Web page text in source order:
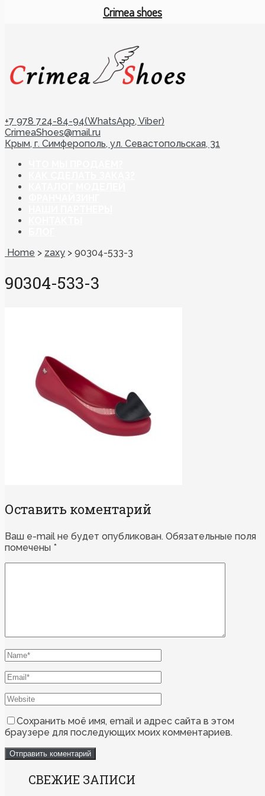
+7 978 724-84-94(WhatsApp, Viber)
CrimeaShoes@mail.ru
Крым, г. Симферополь, ул. Севастопольская, 31
Home > zaxy > 90304-533-3
90304-533-3
Оставить коментарий
Ваш e-mail не будет опубликован. Обязательные поля
помечены *
Сохранить моё имя, email и адрес сайта в этом
браузере для последующих моих комментариев.
СВЕЖИЕ ЗАПИСИ
Crimea shoes